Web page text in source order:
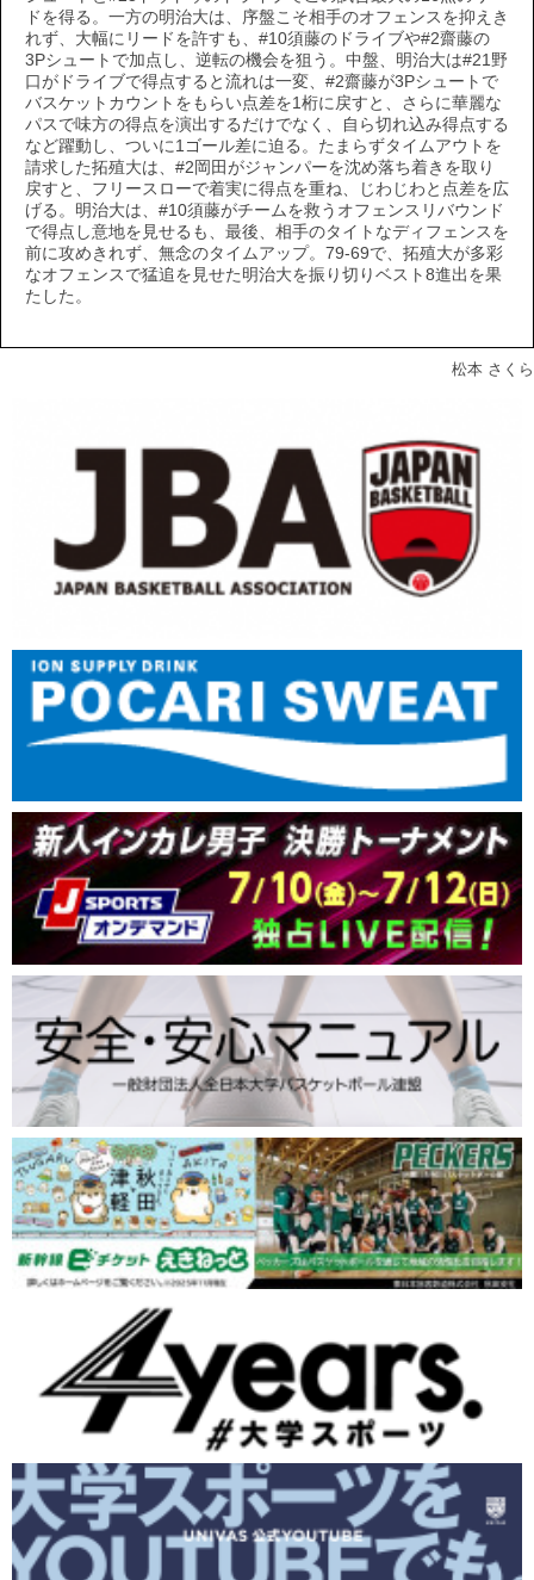
ドを得る。一方の明治大は、序盤こそ相手のオフェンスを抑えき
れず、大幅にリードを許すも、#10須藤のドライブや#2齋藤の
3Pシュートで加点し、逆転の機会を狙う。中盤、明治大は#21野
口がドライブで得点すると流れは一変、#2齋藤が3Pシュートで
バスケットカウントをもらい点差を1桁に戻すと、さらに華麗な
パスで味方の得点を演出するだけでなく、自ら切れ込み得点する
など躍動し、ついに1ゴール差に迫る。たまらずタイムアウトを
請求した拓殖大は、#2岡田がジャンパーを沈め落ち着きを取り
戻すと、フリースローで着実に得点を重ね、じわじわと点差を広
げる。明治大は、#10須藤がチームを救うオフェンスリバウンド
で得点し意地を見せるも、最後、相手のタイトなディフェンスを
前に攻めきれず、無念のタイムアップ。79-69で、拓殖大が多彩
なオフェンスで猛追を見せた明治大を振り切りベスト8進出を果
たした。
松本 さくら